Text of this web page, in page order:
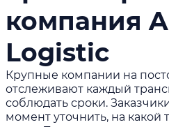
компания
Logistic
Крупные компании на
отслеживают каждый
соблюдать сроки.
момент уточнить, на какой